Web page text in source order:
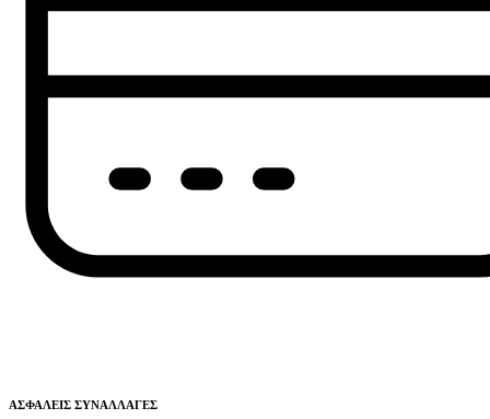
ΑΣΦΑΛΕΙΣ ΣΥΝΑΛΛΑΓΕΣ